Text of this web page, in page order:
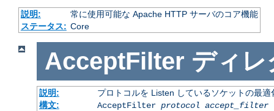
説明:
常に使用可能な Apache HTTP サーバのコア機能
ステータス: Core
AcceptFilter ディレ
説明:
プロトコルを Listen しているソケットの最適
構文:
AcceptFilter protocol accept_filter